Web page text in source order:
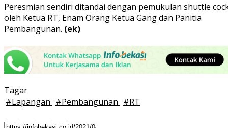
Peresmian sendiri ditandai dengan pemukulan shuttle
oleh Ketua RT, Enam Orang Ketua Gang dan Panitia
Pembangunan. (ek)
Tagar
#Lapangan #Pembangunan #RT